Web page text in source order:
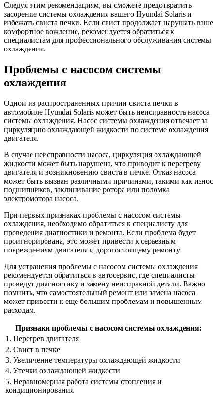
Следуя этим рекомендациям, вы сможете предотвратить
засорение системы охлаждения вашего Hyundai Solaris и
избежать свиста печки. Если свист продолжает нарушать ваше
комфортное вождение, рекомендуется обратиться к
специалистам для профессионального обслуживания системы
охлаждения.
Проблемы с насосом системы
охлаждения
Одной из распространенных причин свиста печки в
автомобиле Hyundai Solaris может быть неисправность насоса
системы охлаждения. Насос системы охлаждения отвечает за
циркуляцию охлаждающей жидкости по системе охлаждения
двигателя.
В случае неисправности насоса, циркуляция охлаждающей
жидкости может быть нарушена, что приводит к перегреву
двигателя и возникновению свиста в печке. Отказ насоса
может быть вызван различными причинами, такими как износ
подшипников, заклинивание ротора или поломка
электромотора насоса.
При первых признаках проблемы с насосом системы
охлаждения, необходимо обратиться к специалисту для
проведения диагностики и ремонта. Если проблема будет
проигнорирована, это может привести к серьезным
повреждениям двигателя и дорогостоящему ремонту.
Для устранения проблемы с насосом системы охлаждения
рекомендуется обратиться в автосервис, где специалисты
проведут диагностику и замену неисправной детали. Важно
помнить, что самостоятельный ремонт или замена насоса
может привести к еще большим проблемам и повышенным
расходам.
Признаки проблемы с насосом системы охлаждения:
1. Перегрев двигателя
2. Свист в печке
3. Увеличение температуры охлаждающей жидкости
4. Утечки охлаждающей жидкости
5. Неравномерная работа системы отопления и
кондиционирования